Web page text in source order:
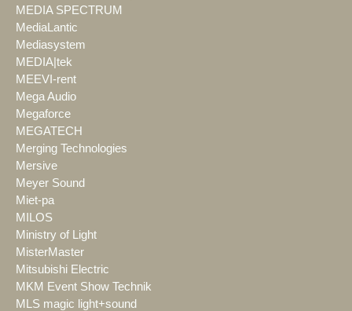
MEDIA SPECTRUM
MediaLantic
Mediasystem
MEDIA|tek
MEEVI-rent
Mega Audio
Megaforce
MEGATECH
Merging Technologies
Mersive
Meyer Sound
Miet-pa
MILOS
Ministry of Light
MisterMaster
Mitsubishi Electric
MKM Event Show Technik
MLS magic light+sound